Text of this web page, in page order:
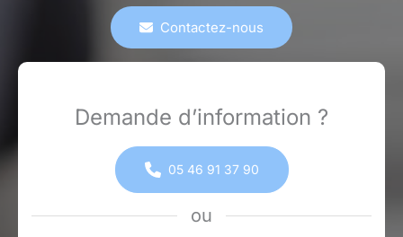
Contactez-nous
Demande d’information ?
05 46 91 37 90
ou